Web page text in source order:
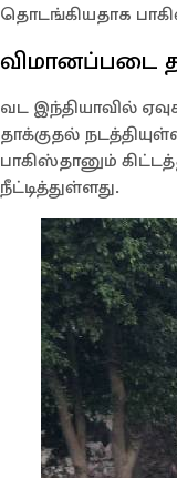
தொடங்கியதாக
விமானப்படை
வட இந்தியாவில்
தாக்குதல்
பாகிஸ்தானும்
நீட்டித்துள்ளது.